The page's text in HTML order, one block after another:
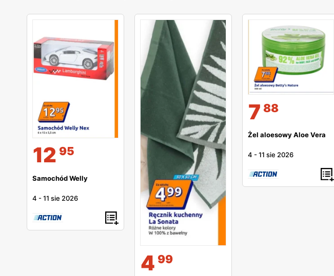
12 95
Samochód Welly
4 -11 sie 2026
4 99
7 88
Żel aloesowy Aloe Vera
4 -11 sie 2026